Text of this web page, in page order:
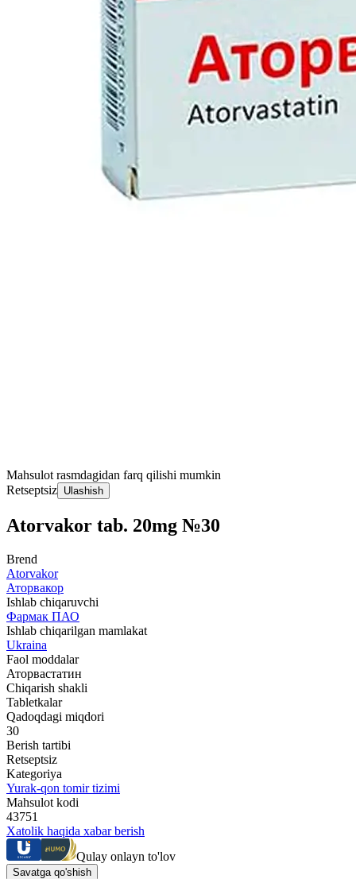
Mahsulot rasmdagidan farq qilishi mumkin
Retseptsiz Ulashish
Atorvakor tab. 20mg №30
Brend
Atorvakor
Аторвакор
Ishlab chiqaruvchi
Фармак ПАО
Ishlab chiqarilgan mamlakat
Ukraina
Faol moddalar
Аторвастатин
Chiqarish shakli
Tabletkalar
Qadoqdagi miqdori
30
Berish tartibi
Retseptsiz
Kategoriya
Yurak-qon tomir tizimi
Mahsulot kodi
43751
Xatolik haqida xabar berish
Qulay onlayn to'lov
Savatga qo'shish